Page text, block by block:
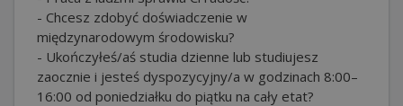
- Chcesz zdobyć doświadczenie w
międzynarodowym środowisku?
- Ukończyłeś/aś studia dzienne lub studiujesz
zaocznie i jesteś dyspozycyjny/a w godzinach 8:00–
16:00 od poniedziałku do piątku na cały etat?